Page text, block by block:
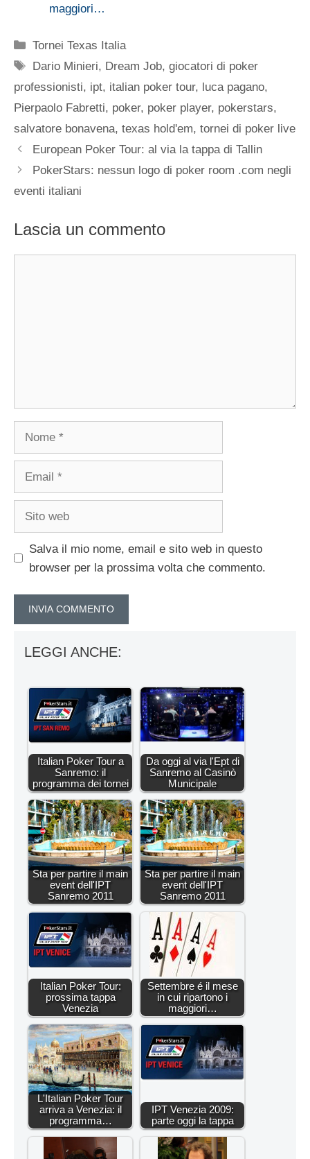
maggiori…
Categorie
Tornei Texas Italia
Tag
Dario Minieri, Dream Job,giocatori di poker
professionisti, ipt, italian poker tour, luca pagano,
Pierpaolo Fabretti, poker, poker player, pokerstars,
salvatore bonavena, texas hold'em, tornei di poker live
European Poker Tour: al via la tappa di Tallin
PokerStars: nessun logo di poker room .com negli
eventi italiani
Lascia un commento
Salva il mio nome, email e sito web in questo
browser per la prossima volta che commento.
LEGGI ANCHE:
Italian Poker Tour a
Sanremo: il
programma dei tornei
Da oggi al via l'Ept di
Sanremo al Casinò
Municipale
Sta per partire il main
event dell'IPT
Sanremo 2011
Sta per partire il main
event dell'IPT
Sanremo 2011
Italian Poker Tour:
prossima tappa
Venezia
Settembre é il mese
in cui ripartono i
maggiori…
L'Italian Poker Tour
arriva a Venezia: il
programma…
IPT Venezia 2009:
parte oggi la tappa